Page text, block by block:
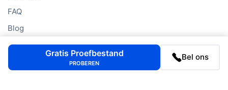
FAQ
Blog
Contact
Gratis Proefbestand
PROBEREN
Bel ons